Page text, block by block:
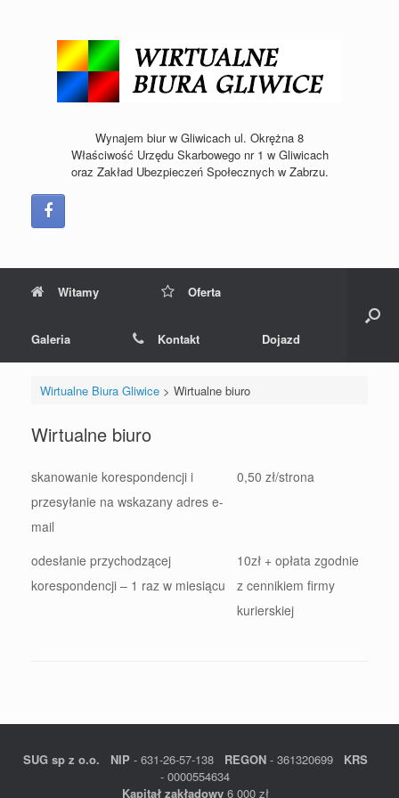
Wynajem biur w Gliwicach ul. Okrężna 8
Właściwość Urzędu Skarbowego nr 1 w Gliwicach
oraz Zakład Ubezpieczeń Społecznych w Zabrzu.
Witamy Oferta
Galeria Kontakt Dojazd
Wirtualne Biura Gliwice> Wirtualne biuro
Wirtualne biuro
skanowanie korespondencji i
przesyłanie na wskazany adres e-
mail
0,50 zł/strona
odesłanie przychodzącej
korespondencji – 1 raz w miesiącu
10zł + opłata zgodnie
z cennikiem firmy
kurierskiej
SUG sp z o.o. NIP - 631-26-57-138 REGON- 361320699 KRS
- 0000554634
Kapitał zakładowy6 000 zł